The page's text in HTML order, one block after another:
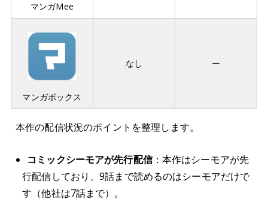
マンガMee
マンガボックス
なし ー
本作の配信状況のポイントを整理します。
コミックシーモアが先行配信：本作はシーモアが先
行配信しており、9話まで読めるのはシーモアだけで
す（他社は7話まで）。